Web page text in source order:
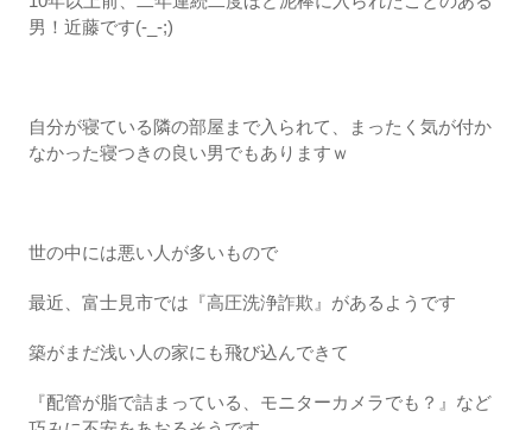
男！近藤です(-_-;)
自分が寝ている隣の部屋まで入られて、まったく気が付か
なかった寝つきの良い男でもありますｗ
世の中には悪い人が多いもので
最近、富士見市では『高圧洗浄詐欺』があるようです
築がまだ浅い人の家にも飛び込んできて
『配管が脂で詰まっている、モニターカメラでも？』など